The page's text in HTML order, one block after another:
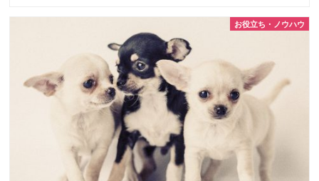
お役立ち・ノウハウ